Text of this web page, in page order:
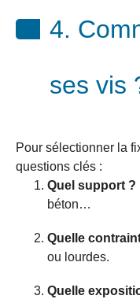
4.
ses vis
Pour sélectionner la
questions clés :
Quel support ?
béton…
Quelle
ou lourdes.
Quelle